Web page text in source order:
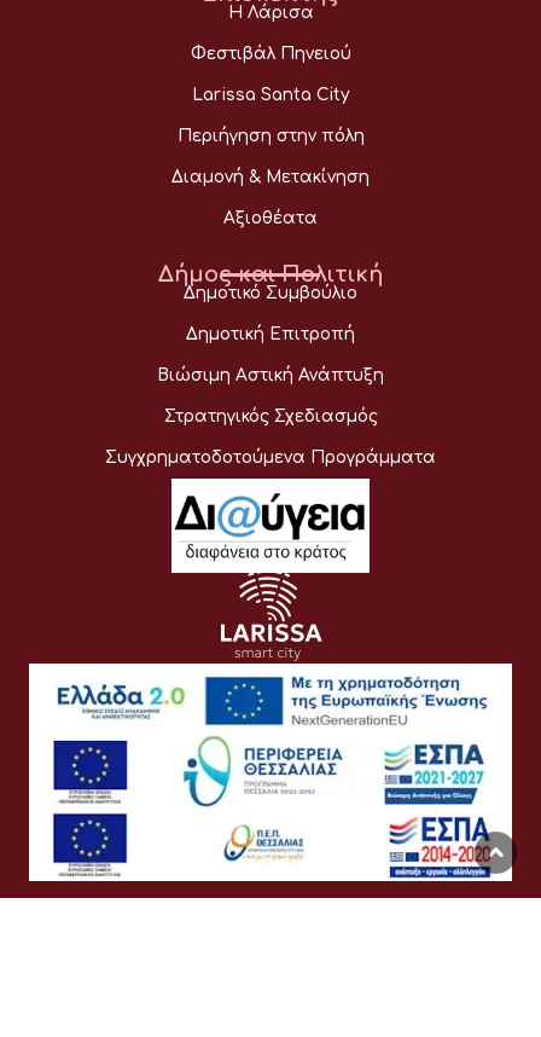
Η Λάρισα
Φεστιβάλ Πηνειού
Larissa Santa City
Περιήγηση στην πόλη
Διαμονή & Μετακίνηση
Αξιοθέατα
Δήμος και Πολιτική
Δημοτικό Συμβούλιο
Δημοτική Επιτροπή
Βιώσιμη Αστική Ανάπτυξη
Στρατηγικός Σχεδιασμός
Συγχρηματοδοτούμενα Προγράμματα